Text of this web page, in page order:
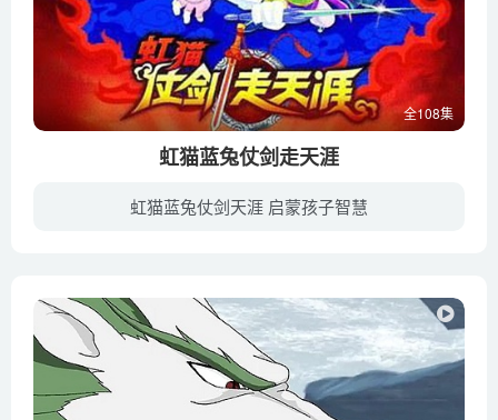
全108集
虹猫蓝兔仗剑走天涯
虹猫蓝兔仗剑天涯 启蒙孩子智慧